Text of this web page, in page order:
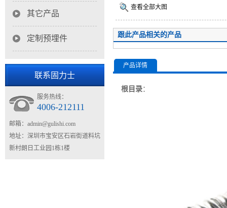
查看全部大图
跟此产品相关的产品
产品详情
根目录：
其它产品
定制预埋件
联系固力士
服务热线：
4006-212111
邮箱： admin@gulishi.com
地址：深圳市宝安区石岩街道料坑
新村朗日工业园1栋1楼